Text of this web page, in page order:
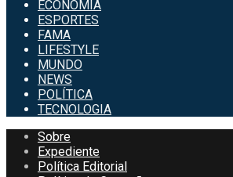
ECONOMIA
ESPORTES
FAMA
LIFESTYLE
MUNDO
NEWS
POLÍTICA
TECNOLOGIA
Sobre
Expediente
Política Editorial